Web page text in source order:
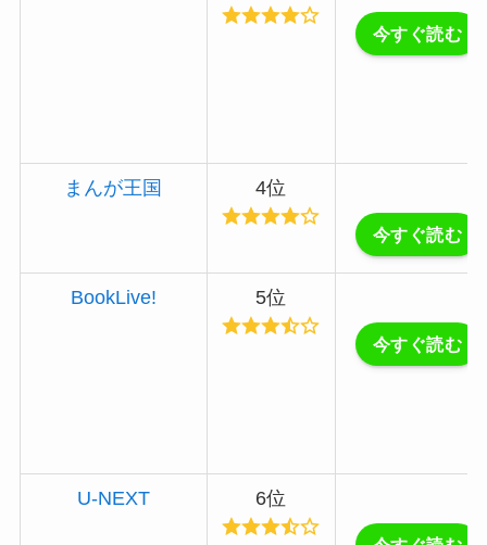
今すぐ読む
まんが王国 4位
今すぐ読む
BookLive! 5位
今すぐ読む
U-NEXT 6位